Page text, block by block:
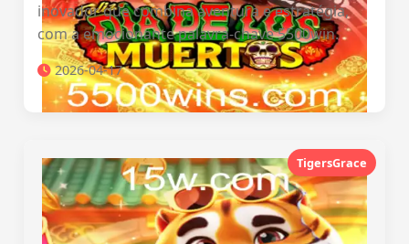
inovador que combina aventura e estratégia,
com a emocionante palavra-chave 5500win.
2026-04-17
TigersGrace